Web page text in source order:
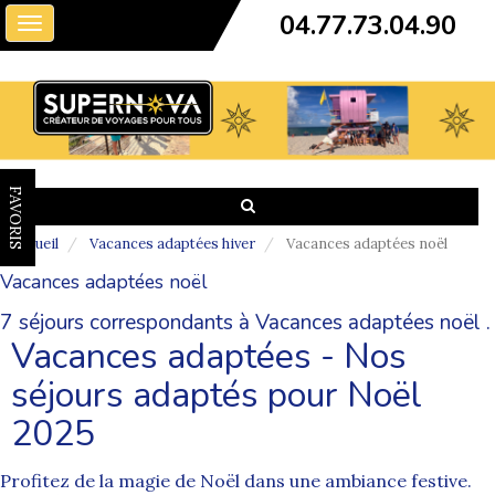
Toggle
navigation
04.77.73.04.90
FAVORIS
Accueil Vacances adaptées hiver Vacances adaptées noël
Vacances adaptées noël
7 séjours correspondants à Vacances adaptées noël .
Vacances adaptées - Nos
séjours adaptés pour Noël
2025
Profitez de la magie de Noël dans une ambiance festive.